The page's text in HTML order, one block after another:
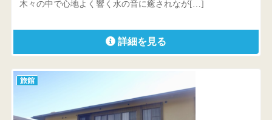
木々の中で心地よく響く水の音に癒されなが[…]
詳細を見る
旅館